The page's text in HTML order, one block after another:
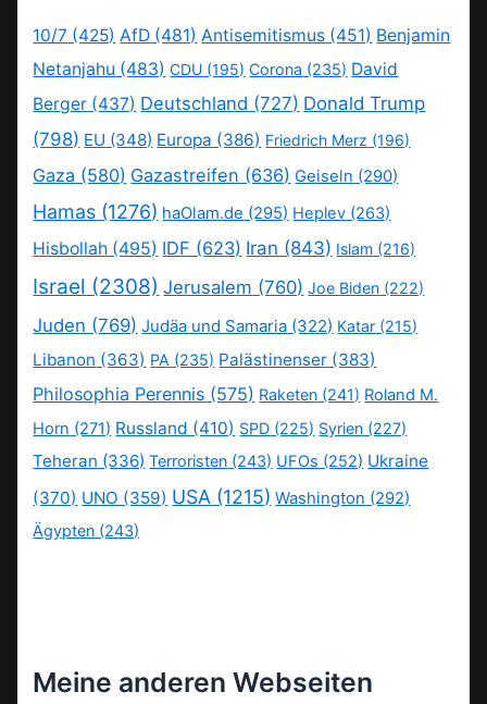
10/7 (425) AfD (481) Antisemitismus (451) Benjamin
Netanjahu (483) CDU (195) Corona (235) David
Berger (437) Deutschland (727) Donald Trump
(798) EU (348) Europa (386) Friedrich Merz (196)
Gaza (580) Gazastreifen (636) Geiseln (290)
Hamas (1276) haOlam.de (295) Heplev (263)
Hisbollah (495) IDF (623) Iran (843) Islam (216)
Israel (2308) Jerusalem (760) Joe Biden (222)
Juden (769) Judäa und Samaria (322) Katar (215)
Libanon (363) PA (235) Palästinenser (383)
Philosophia Perennis (575) Raketen (241) Roland M.
Horn (271) Russland (410) SPD (225) Syrien (227)
Teheran (336) Terroristen (243) UFOs (252) Ukraine
(370) UNO (359) USA (1215) Washington (292)
Ägypten (243)
Meine anderen Webseiten